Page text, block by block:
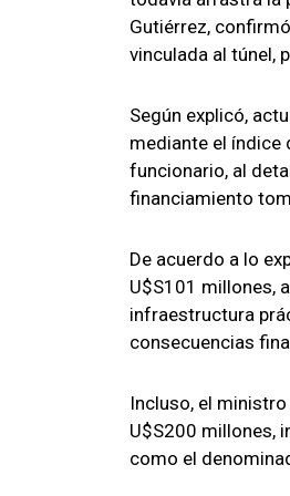
Gutiérrez,
vinculada al túnel,
Según explicó,
mediante el índice
funcionario, al
financiamiento
De acuerdo a lo
U$S101 millones,
infraestructura
consecuencias
Incluso, el
U$S200 millones,
como el